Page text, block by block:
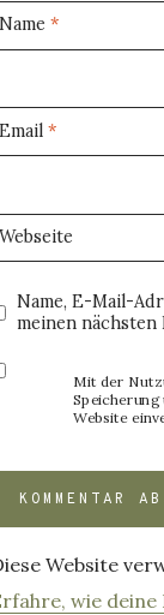
Name*
Email*
Webseite
Name, E-Mail-
meinen nächsten
Mit der
Website
Website
wie